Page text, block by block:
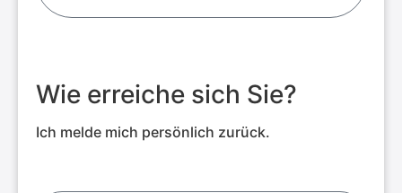
Wie erreiche sich Sie?
Ich melde mich persönlich zurück.